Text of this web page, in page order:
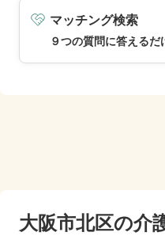
マッチング検索
９つの質問に答える
大阪市北区の介